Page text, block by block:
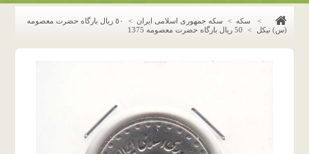
> سکه > سکه جمهوری اسلامی ایران >
٥٠ ريال بارگاه حضرت معصومه
(س) نيكل
> 50 ریال بارگاه حضرت معصومه 1375